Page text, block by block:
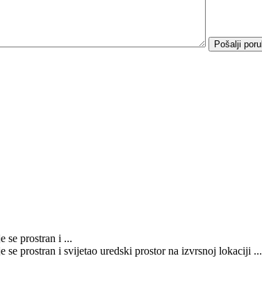
prostran i ...
i svijetao uredski prostor na izvrsnoj lokaciji ...